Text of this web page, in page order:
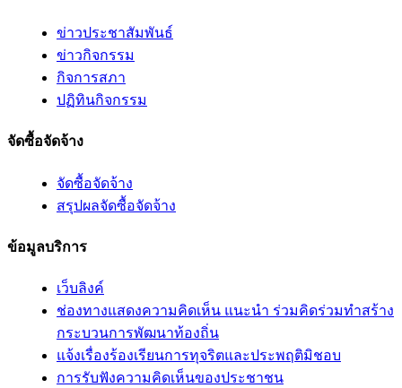
ข่าวประชาสัมพันธ์
ข่าวกิจกรรม
กิจการสภา
ปฏิทินกิจกรรม
จัดซื้อจัดจ้าง
จัดซื้อจัดจ้าง
สรุปผลจัดซื้อจัดจ้าง
ข้อมูลบริการ
เว็บลิงค์
ช่องทางแสดงความคิดเห็น แนะนำ ร่วมคิดร่วมทำสร้าง
กระบวนการพัฒนาท้องถิ่น
แจ้งเรื่องร้องเรียนการทุจริตและประพฤติมิชอบ
การรับฟังความคิดเห็นของประชาชน